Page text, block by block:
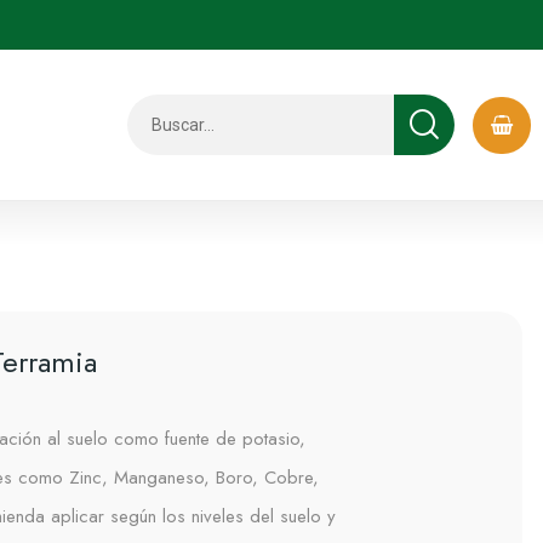
al suelo como fuente de potasio,
como Zinc, Manganeso, Boro, Cobre,
aplicar según los niveles del suelo y